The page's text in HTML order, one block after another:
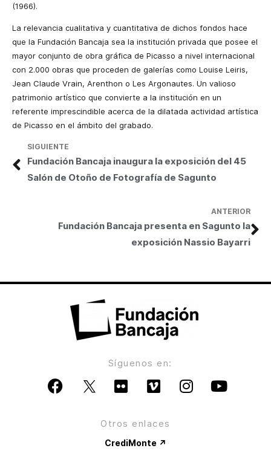
(1966).
La relevancia cualitativa y cuantitativa de dichos fondos hace
que la Fundación Bancaja sea la institución privada que posee el
mayor conjunto de obra gráfica de Picasso a nivel internacional
con 2.000 obras que proceden de galerías como Louise Leiris,
Jean Claude Vrain, Arenthon o Les Argonautes. Un valioso
patrimonio artístico que convierte a la institución en un
referente imprescindible acerca de la dilatada actividad artística
de Picasso en el ámbito del grabado.
ANTERIOR
Fundación Bancaja presenta en Sagunto la
exposición Nassio Bayarri
SIGUIENTE
Fundación Bancaja inaugura la exposición del 45
Salón de Otoño de Fotografía de Sagunto
Síguenos en:
Otros enlaces
CrediMonte ↗